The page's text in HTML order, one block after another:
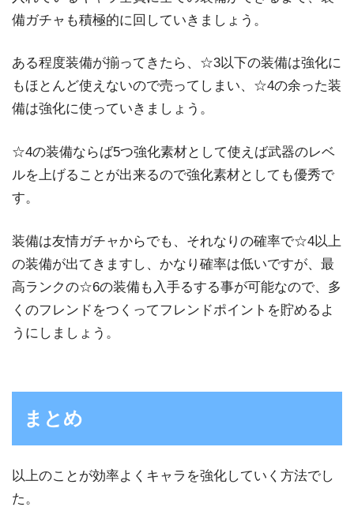
備ガチャも積極的に回していきましょう。
ある程度装備が揃ってきたら、☆3以下の装備は強化に
もほとんど使えないので売ってしまい、☆4の余った装
備は強化に使っていきましょう。
☆4の装備ならば5つ強化素材として使えば武器のレベ
ルを上げることが出来るので強化素材としても優秀で
す。
装備は友情ガチャからでも、それなりの確率で☆4以上
の装備が出てきますし、かなり確率は低いですが、最
高ランクの☆6の装備も入手るする事が可能なので、多
くのフレンドをつくってフレンドポイントを貯めるよ
うにしましょう。
まとめ
以上のことが効率よくキャラを強化していく方法でし
た。